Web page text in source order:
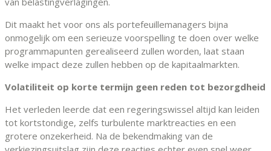
Dit maakt het voor ons als portefeuillemanagers bijna
onmogelijk om een serieuze voorspelling te doen over welke
programmapunten gerealiseerd zullen worden, laat staan
welke impact deze zullen hebben op de kapitaalmarkten.
Volatiliteit op korte termijn geen reden tot bezorgdheid
Het verleden leerde dat een regeringswissel altijd kan leiden
tot kortstondige, zelfs turbulente marktreacties en een
grotere onzekerheid. Na de bekendmaking van de